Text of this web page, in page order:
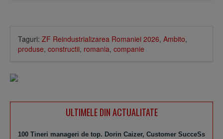
Taguri: ZF Reindustrializarea Romaniei 2026, Ambito,
produse, constructii, romania, companie
ULTIMELE DIN ACTUALITATE
100 Tineri manageri de top. Dorin Caizer, Customer SucceSs